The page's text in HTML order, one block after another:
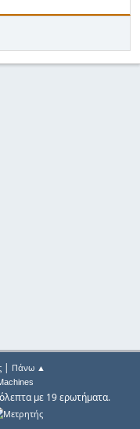
| Πάνω ▲
με 19 ερωτήματα.